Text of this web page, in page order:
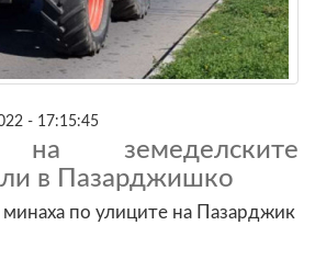
- 17:15:45
на земеделските
в Пазарджишко
по улиците на Пазарджик